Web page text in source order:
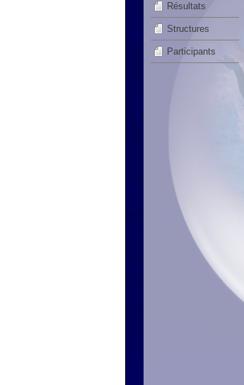
Résultats
Structures
Participants